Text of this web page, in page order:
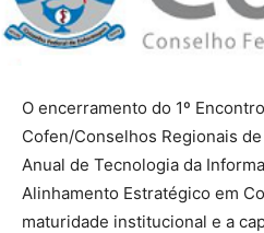
O encerramento do 1º
Cofen/Conselhos Regionais
Anual de Tecnologia da
Alinhamento Estratégico em
maturidade institucional e a